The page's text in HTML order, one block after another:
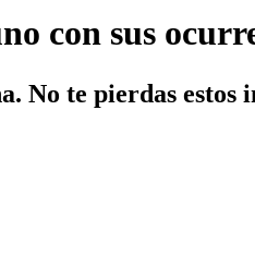
con sus
No te pierdas estos